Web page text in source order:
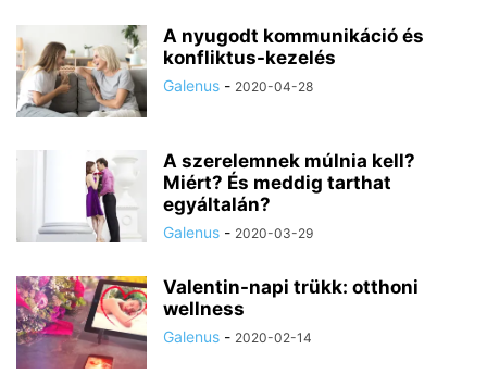
A nyugodt kommunikáció és
konfliktus-kezelés
Galenus - 2020-04-28
A szerelemnek múlnia kell?
Miért? És meddig tarthat
egyáltalán?
Galenus - 2020-03-29
Valentin-napi trükk: otthoni
wellness
Galenus - 2020-02-14